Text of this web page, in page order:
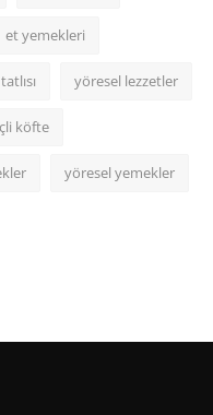
et yemekleri
yöresel lezzetler
köfte
yöresel yemekler